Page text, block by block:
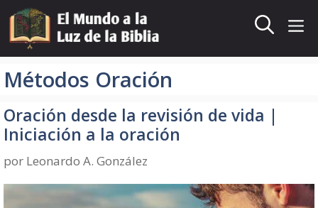
Saltar
contenido
Métodos Oración
Oración desde la revisión de vida |
Iniciación a la oración
por Leonardo A. González